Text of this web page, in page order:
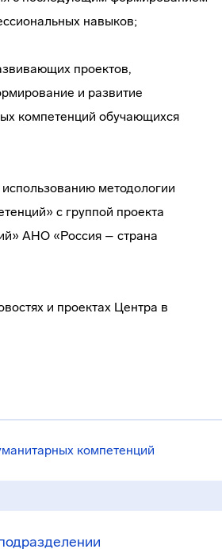
компетенций
навыков;
проектов,
и развитие
компетенций обучающихся
методологии
с группой проекта
АНО «Россия – страна
и проектах Центра в